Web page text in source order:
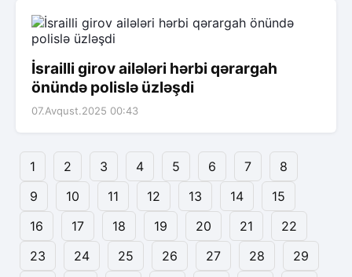
İsrailli girov ailələri hərbi qərargah
önündə polislə üzləşdi
07.Avqust.2025 00:43
1 2 3 4 5 6 7
8
9
10 11 12 13 14
15
16
17 18 19 20 21
22
23
24 25 26 27 28
29